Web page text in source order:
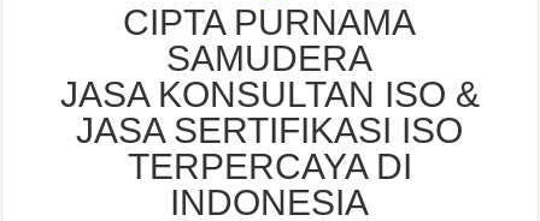
CIPTA PURNAMA
SAMUDERA
JASA KONSULTAN ISO &
JASA SERTIFIKASI ISO
TERPERCAYA DI
INDONESIA